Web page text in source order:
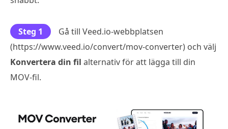
Steg 1
Gå till Veed.io-webbplatsen
(https://www.veed.io/convert/mov-converter) och välj
Konvertera din fil alternativ för att lägga till din
MOV-fil.